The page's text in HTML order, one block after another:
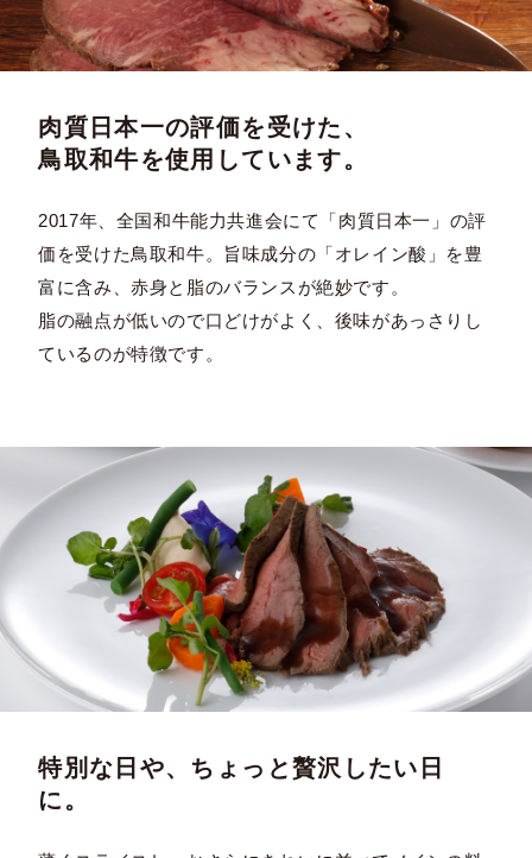
肉質日本一の評価を受けた、
鳥取和牛を使用しています。
2017年、全国和牛能力共進会にて「肉質日本一」の評
価を受けた鳥取和牛。旨味成分の「オレイン酸」を豊
富に含み、赤身と脂のバランスが絶妙です。
脂の融点が低いので口どけがよく、後味があっさりし
ているのが特徴です。
特別な日や、ちょっと贅沢したい日
に。